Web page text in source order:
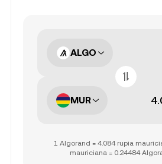
ALGO
MUR
1 Algorand = 4.084 rupia
mauriciana = 0.24484